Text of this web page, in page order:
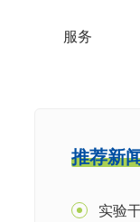
服务
推荐新
实验